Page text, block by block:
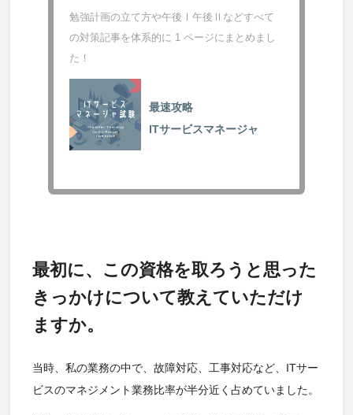
勉強計画の立て方や午後Ⅰ午後Ⅱなどすべて
の対策記事を体系的に 1 ページにまとめまし
た！
最速攻略
ITサービスマネージャ
最初に、この資格を取ろうと思った
きっかけについて教えていただけ
ますか。
当時、私の業務の中で、故障対応、工事対応など、ITサー
ビスのマネジメント業務比率が半分近く占めていました。